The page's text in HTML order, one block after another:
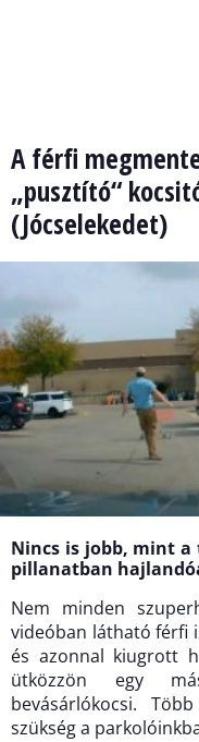
A férfi
„pusztító“
(Jócselekedet)
Nincs is jobb, mint
pillanatban
Nem minden
videóban látható férfi
és azonnal kiugrott
ütközzön egy
bevásárlókocsi.
szükség a